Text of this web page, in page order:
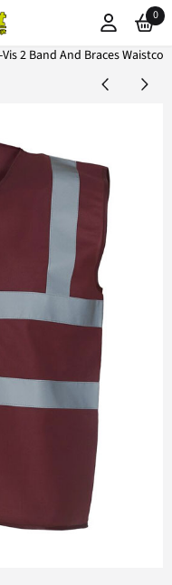
instellingen of sta alle 0
Vis 2 Band And Braces